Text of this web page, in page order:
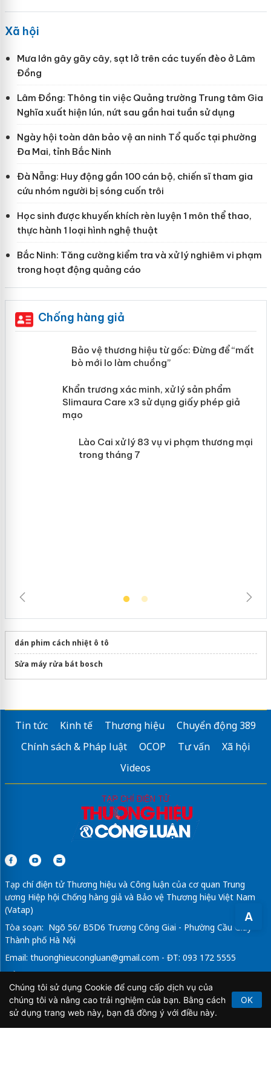
A
Xã hội
Mưa lớn gây gãy cây, sạt lở trên các tuyến đèo ở Lâm
Đồng
Lâm Đồng: Thông tin việc Quảng trường Trung tâm Gia
Nghĩa xuất hiện lún, nứt sau gần hai tuần sử dụng
Ngày hội toàn dân bảo vệ an ninh Tổ quốc tại phường
Đa Mai, tỉnh Bắc Ninh
Đà Nẵng: Huy động gần 100 cán bộ, chiến sĩ tham gia
cứu nhóm người bị sóng cuốn trôi
Học sinh được khuyến khích rèn luyện 1 môn thể thao,
thực hành 1 loại hình nghệ thuật
Bắc Ninh: Tăng cường kiểm tra và xử lý nghiêm vi phạm
trong hoạt động quảng cáo
Chống hàng giả
Bảo vệ thương hiệu từ gốc: Đừng để
“mất bò mới lo làm chuồng”
Slimaura Care x3 sử dụng giấy phép
giả mạo
dán phim cách nhiệt ô tô
Sửa máy rửa bát bosch
Tin tức Kinh tế Thương hiệu
Chuyển động 389
Chính sách & Pháp luật
OCOP Tư vấn
Xã hội
Videos
Tạp chí điện tử Thương hiệu và Công luận của cơ quan Trung
ương Hiệp hội Chống hàng giả và Bảo vệ Thương hiệu Việt Nam
(Vatap)
Tòa soạn: Ngõ 56/ B5D6 Trương Công Giai - Phường Cầu Giấy -
Thành phố Hà Nội
Email: thuonghieucongluan@gmail.com - ĐT: 093 172 5555
Tổng Biên Tập: Vũ Đức Thuận
Giấy phép hoạt động báo chí điện tử số 64/GP-BTTTT do Bộ
Thông tin và Truyền thông cấp ngày 21/2/2020.
Chúng tôi sử dụng Cookie để cung cấp dịch vụ của
chúng tôi và nâng cao trải nghiệm của bạn. Bằng cách
sử dụng trang web này, bạn đã đồng ý với điều này.
OK